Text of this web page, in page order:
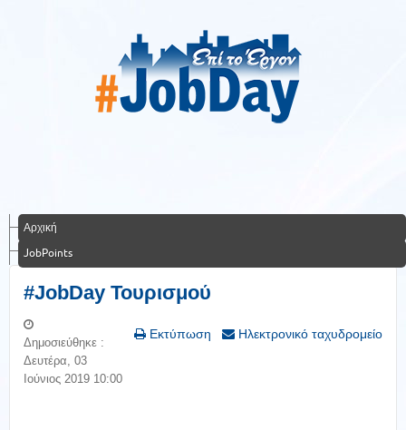
Αρχική
JobPoints
#JobDay Τουρισμού
Εκτύπωση Ηλεκτρονικό ταχυδρομείο
Δημοσιεύθηκε :
Δευτέρα, 03
Ιούνιος 2019 10:00